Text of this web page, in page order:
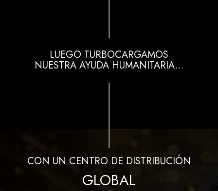
LUEGO TURBOCARGAMOS
NUESTRA AYUDA HUMANITARIA...
CON UN CENTRO DE DISTRIBUCIÓN
GLOBAL